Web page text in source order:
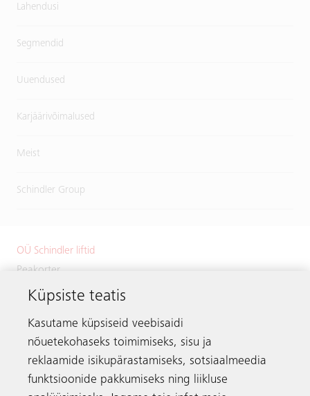
Lahendusi
Segmendid
Uuendused
Karjäärivõimalused
Meist
Schindler Group
OÜ Schindler liftid
Peakorter
Väike-Paala 1
Estonia
Telefon:+372 601 2222
Küpsiste teatis
Kasutame küpsiseid veebisaidi
nõuetekohaseks toimimiseks, sisu ja
reklaamide isikupärastamiseks, sotsiaalmeedia
funktsioonide pakkumiseks ning liikluse